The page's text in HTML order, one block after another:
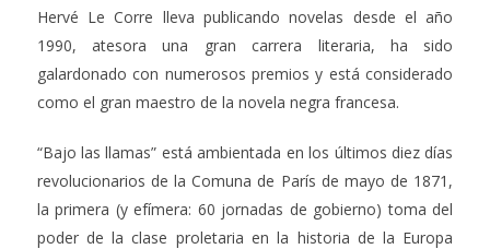
Hervé Le Corre lleva publicando novelas desde el año
1990, atesora una gran carrera literaria, ha sido
galardonado con numerosos premios y está considerado
como el gran maestro de la novela negra francesa.
“Bajo las llamas” está ambientada en los últimos diez días
revolucionarios de la Comuna de París de mayo de 1871,
la primera (y efímera: 60 jornadas de gobierno) toma del
poder de la clase proletaria en la historia de la Europa